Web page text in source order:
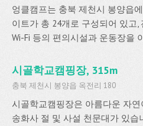
엉클캠프는 충북 제천시 봉양읍
이트가 총 24개로 구성되어 있고,
Wi-Fi 등의 편의시설과 운동장을
시골학교캠핑장, 315m
충북 제천시 봉양읍 옥전리 180
시골학교캠핑장은 아름다운 자
송화사 절 및 사설 천문대가 있습